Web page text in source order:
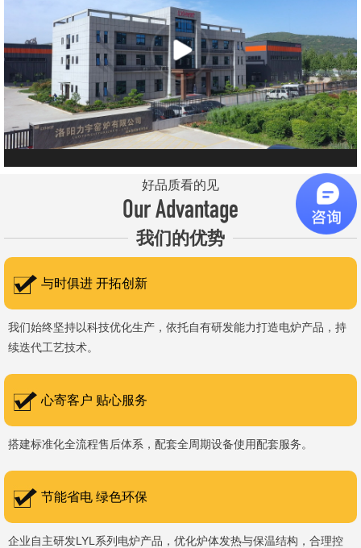
元件、高温窑具等。 历经二十余年市场积累，公司产品质量稳
定、性能可靠，应用场景覆盖高校、科研院所、工矿企业等领域，服
务于粉末、冶金、电子、煤炭、医药、陶瓷、玻璃、铝业、汽车、特
种新材料、耐火材料、新能源、航天航空、化工、金属烧结及金属热
处理等行业，产品覆盖国内多省市，并出口至海外多个国家和地
区。 近年来，公司通过理念更新、体制机制优化与科技创新，于
稳步增长，国内市场份额稳步提升，并获得质量诚信AAA 级企业荣
誉证书。 在产品技术方面，公司坚持精益求精、持续创新，自主
研发LYL系列节能精密型智能化电炉、窑炉产品，多项产品通过相关
权威认证。产品具备升温快、节能效果显著、温控精准、智能自动化
程度高、运行稳定、保温性能优良、全程电脑控制、可编程自动升降
盟CE认证。 公司凭借技术积累与产品优势，获得多项官方资质
认定：高新 技术企业、科技型中小企业、洛阳市企业研发中心（证
书编号：202207080）、河南省专精特新企业。 我们坚持以
科技促生产，以质量创品牌，以品牌创市场的战略发展，实现科学化
国内外新老客户前来参观洽谈，让我们携手，合作共赢，共创新未
来！洛阳新安工厂视频洛阳高新工厂视频
好品质看的见
Our Advantage
我们的优势
与时俱进 开拓创新
我们始终坚持以科技优化生产，依托自有研发能力打造电炉产品，持
续迭代工艺技术。
心寄客户 贴心服务
搭建标准化全流程售后体系，配套全周期设备使用配套服务。
节能省电 绿色环保
企业自主研发LYL系列电炉产品，优化炉体发热与保温结构，合理控